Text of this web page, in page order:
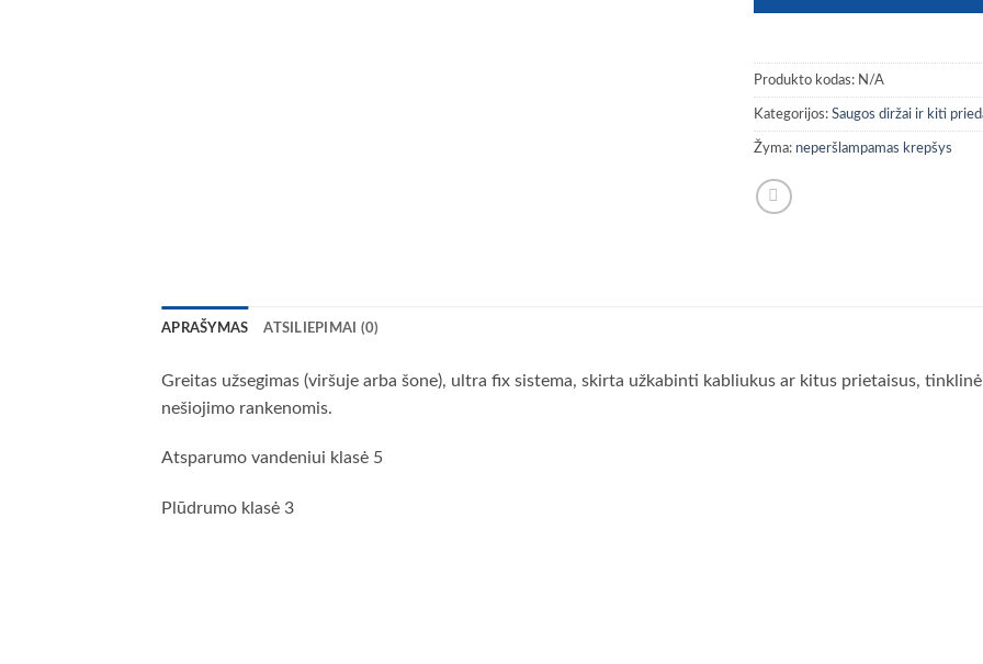
Produkto kodas: N/A
Kategorijos: Saugos diržai ir kiti
Žyma: neperšlampamas krepšys
APRAŠYMAS ATSILIEPIMAI (0)
Greitas užsegimas (viršuje arba šone), ultra fix sistema, skirta užkabinti kabliukus ar kitus prietaisus,
nešiojimo rankenomis.
Atsparumo vandeniui klasė 5
Plūdrumo klasė 3